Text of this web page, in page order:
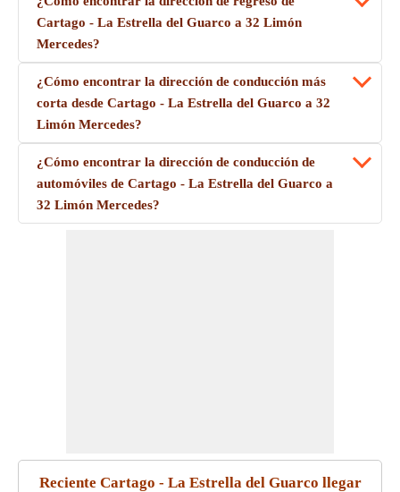
Cartago - La Estrella del Guarco a 32 Limón
Mercedes?
¿Cómo encontrar la dirección de conducción más
corta desde Cartago - La Estrella del Guarco a 32
Limón Mercedes?
¿Cómo encontrar la dirección de conducción de
automóviles de Cartago - La Estrella del Guarco a
32 Limón Mercedes?
Reciente Cartago - La Estrella del Guarco llegar